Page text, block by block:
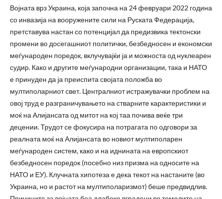
Војната врз Украина, која започна на 24 февруари 2022 година
со инвазија на вооружените сили на Руската Федерација,
претставува настан со потенцијал да предизвика тектонски
промени во досегашниот политички, безбедносен и економски
меѓународен поредок, вклучувајќи ја и можноста од нуклеарен
судир. Како и другите меѓународни организации, така и НАТО
е принуден да ја преиспита својата положба во
мултиполарниот свет. Централниот истражувачки проблем на
овој труд е разграничувањето на стварните карактеристики и
моќ на Алијансата од митот на кој таа почива веќе три
децении. Трудот се фокусира на потрагата по одговори за
реалната моќ на Алијансата во новиот мултиполарен
меѓународен систем, како и на иднината на европскиот
безбедносен поредок (посебно низ призма на односите на
НАТО и ЕУ). Клучната хипотеза е дека текот на настаните (во
Украина, но и растот на мултиполаризмот) беше предвидлив.